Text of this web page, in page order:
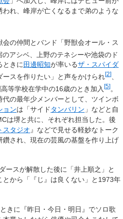
れ、峰岸が亡くなるまで弟のような
会の仲間とバンド「野獣会オール・ス
のアシベ、上野のテネシーや池袋のド
ときに田邊昭知が率いるザ・スパイダ
スを作りたい」と声をかけられ[2]
等学校在学中の16歳のとき加入 [5]。
の最年少メンバーとして、ツインボ
ョンは「サイド タンバリン 」などと自
は堺と共に、それぞれ担当した。後
スタジオ 』などで見せる軽妙なトーク
鑽され、現在の芸風の基盤を作り上げ
ースが解散した後に「井上順之」と
から「『じ』は良くない」と1973年
きに『昨日・今日・明日』でソロ歌